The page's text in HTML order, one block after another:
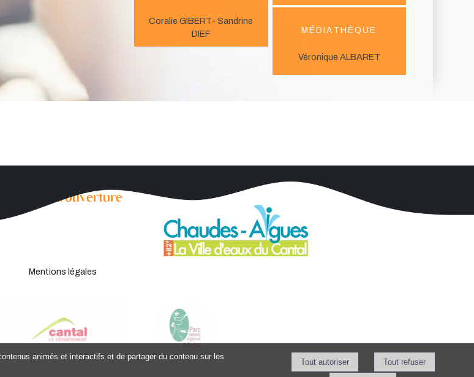
Coralie GIBERT- Sandrine
DIEF
Médiathèque
Véronique ALBARET
Horaires d’ouverture
au jeudi :
Mentions légales
animés et interactifs et de partager du contenu sur les